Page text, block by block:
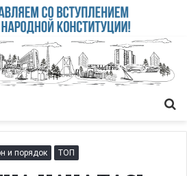
и порядок ТОП